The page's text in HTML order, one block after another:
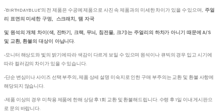
-'BIRTHDAYBLUE'의 전 제품은 수공예 제품으로 사진 속 제품과의 미세한 차이가 있을 수 있으며, 주얼
리 표면의 미세한 구멍, 스크래치, 땜 자국
및 원석의 개체 차이(색, 진하기, 크랙, 무늬, 침전물, 크기)는 주얼리의 하차가 아니기 때문에 A/S
및 교환, 환불의 대상이 아닙니다.
-모니터 해상도와 빛의 밝기에 따라 색감이 다르게 보일 수 있으며 원석이나 큐빅의 경우 입고 시기에
따라 컬러감의 차이가 있을 수 있습니다.
-단순 변심이나 사이즈 선택 부주의, 제품 상세 설명 미숙지로 인한 구매 부주의는 교환 및 환불 사항에
해당되지 않습니다.
-제품 이상의 경우 미착용 제품에 한해 상담 후 1회 교환 및 환불해드립니다. 수령 후 1일 이내 게시판으
로 문의 바랍니다.